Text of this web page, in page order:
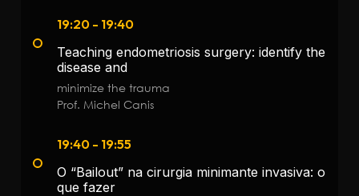
19:20 - 19:40
Teaching endometriosis surgery: identify the
disease and
minimize the trauma
Prof. Michel Canis
19:40 - 19:55
O “Bailout” na cirurgia minimante invasiva: o
que fazer